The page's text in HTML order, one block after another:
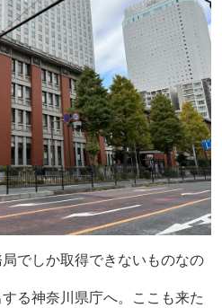
でしか取得できないものなの
る神奈川県庁へ。ここも来た